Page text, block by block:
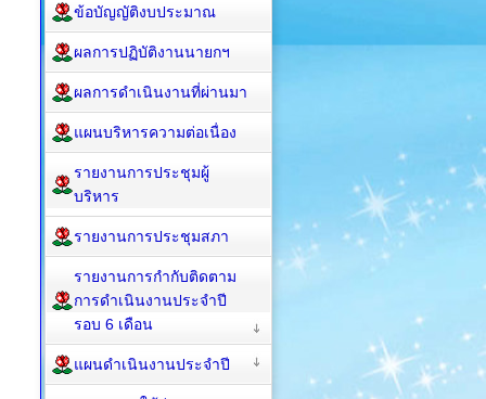
ข้อบัญญัติงบประมาณ
ผลการปฏิบัติงานนายกฯ
ผลการดำเนินงานที่ผ่านมา
แผนบริหารความต่อเนื่อง
รายงานการประชุมผู้
บริหาร
รายงานการประชุมสภา
รายงานการกำกับติดตาม
การดำเนินงานประจำปี
รอบ 6 เดือน
แผนดำเนินงานประจำปี